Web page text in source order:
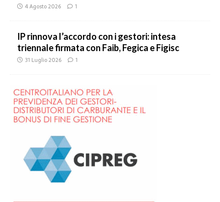
4 Agosto 2026 1
IP rinnova l’accordo con i gestori: intesa
triennale firmata con Faib, Fegica e Figisc
31 Luglio 2026 1